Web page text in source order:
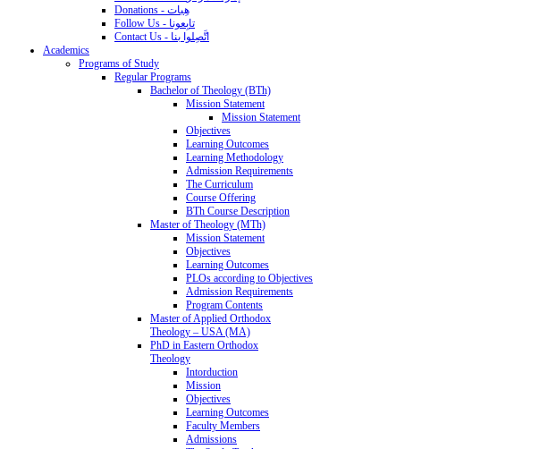
Donations - هِبات
Follow Us - تابِعونا
Contact Us - اتَّصِلوا بنا
Academics
Programs of Study
Regular Programs
Bachelor of Theology (BTh)
Mission Statement
Mission Statement
Objectives
Learning Outcomes
Learning Methodology
Admission Requirements
The Curriculum
Course Offering
BTh Course Description
Master of Theology (MTh)
Mission Statement
Objectives
Learning Outcomes
PLOs according to Objectives
Admission Requirements
Program Contents
Master of Applied Orthodox
Theology – USA (MA)
PhD in Eastern Orthodox
Theology
Intorduction
Mission
Objectives
Learning Outcomes
Faculty Members
Admissions